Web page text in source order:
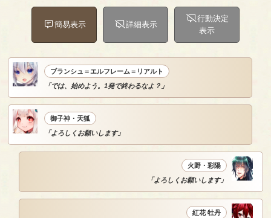
簡易表示 詳細表示
行動決定
表示
ブランシュ＝エルフレーム＝リアルト
「では、始めよう。1発で終わるなよ？」
御子神・天狐
「よろしくお願いします」
火野・彩陽
「よろしくお願いします」
紅花 牡丹